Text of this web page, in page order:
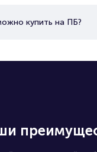
купить на ПБ?